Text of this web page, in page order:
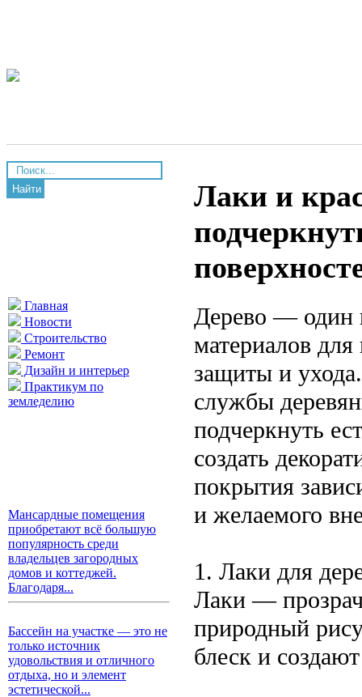
Найти
Главная
Новости
Строительство
Ремонт
Дизайн и интерьер
Практикум по
земледелию
Мансардные помещения
приобретают всё большую
популярность среди
владельцев загородных
домов и коттеджей.
Благодаря...
Бассейн на участке — это не
только источник
удовольствия и отличного
отдыха, но и элемент
эстетической...
Лаки и
Дерево — один
материалов для
защиты и
службы
подчеркнуть
создать
покрытия
и желаемого
1. Лаки для
Лаки —
природный
блеск и